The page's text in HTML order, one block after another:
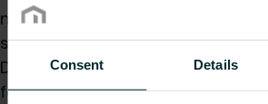
Consent Details
materialer og ferdig i hvit (RAL
seg sømløst med de fleste
Dekkplaten skjuler gulvstøttens
festemidler, og gir et